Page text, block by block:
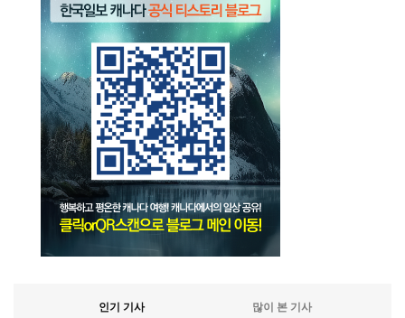
인기 기사 많이 본 기사